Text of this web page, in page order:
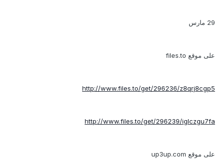
29 مارس
على موقع files.to
http://www.files.to/get/296236/z8qrj8cgp5
http://www.files.to/get/296239/iglczgu7fa
على موقع up3up.com